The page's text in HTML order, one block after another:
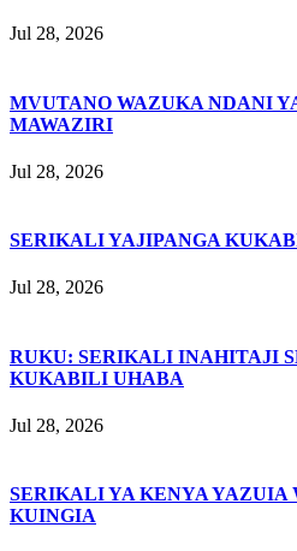
Jul 28, 2026
MVUTANO WAZUKA NDANI
MAWAZIRI
Jul 28, 2026
SERIKALI YAJIPANGA
Jul 28, 2026
RUKU: SERIKALI INAHITAJI
KUKABILI UHABA
Jul 28, 2026
SERIKALI YA KENYA YAZUIA
KUINGIA